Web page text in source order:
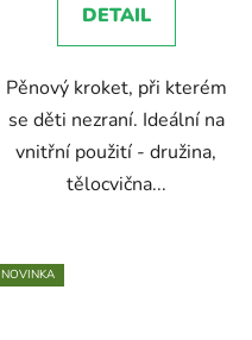
DETAIL
Pěnový kroket, při kterém
se děti nezraní. Ideální na
vnitřní použití - družina,
tělocvična...
NOVINKA